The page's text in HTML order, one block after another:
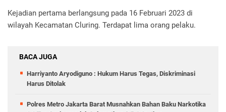
Kejadian pertama berlangsung pada 16 Februari 2023 di
wilayah Kecamatan Cluring. Terdapat lima orang pelaku.
BACA JUGA
Harriyanto Aryodiguno : Hukum Harus Tegas, Diskriminasi
Harus Ditolak
Polres Metro Jakarta Barat Musnahkan Bahan Baku Narkotika